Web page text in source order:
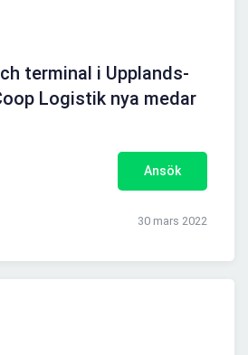
terminal i Upplands-
Logistik nya medar
Ansök
30 mars 2022